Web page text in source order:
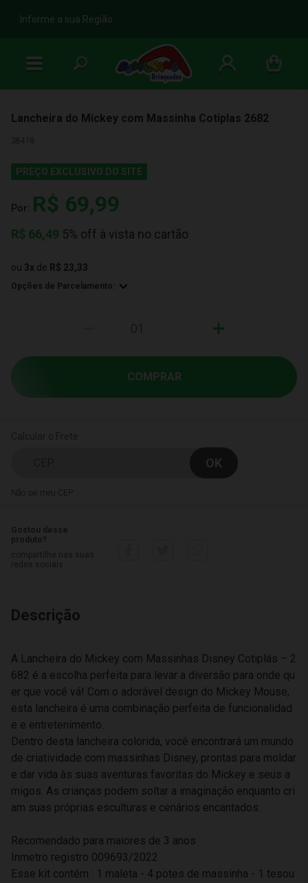
b
Informe a sua Região
Lancheira do Mickey com Massinha Cotiplas 2682
38418
PREÇO EXCLUSIVO DO SITE
Por: R$ 69,99
R$ 66,49 5% off à vista no cartão
ou 3x de R$ 23,33
Opções de Parcelamento:
+
COMPRAR
Não sei meu CEP
Descrição
A Lancheira do Mickey com Massinhas Disney Cotiplás – 2
682 é a escolha perfeita para levar a diversão para onde qu
er que você vá! Com o adorável design do Mickey Mouse,
esta lancheira é uma combinação perfeita de funcionalidad
e e entretenimento.
Dentro desta lancheira colorida, você encontrará um mundo
de criatividade com massinhas Disney, prontas para moldar
e dar vida às suas aventuras favoritas do Mickey e seus a
migos. As crianças podem soltar a imaginação enquanto cri
am suas próprias esculturas e cenários encantados.
Recomendado para maiores de 3 anos
Inmetro registro 009693/2022
Esse kit contém : 1 maleta - 4 potes de massinha - 1 tesou